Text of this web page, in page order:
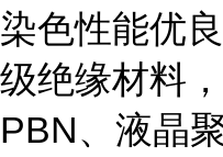
染色性能优
级绝缘材料
PBN、液晶